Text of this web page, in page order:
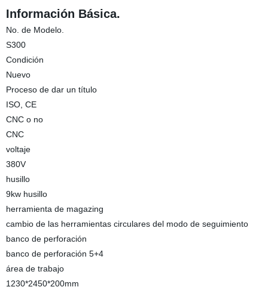
Información Básica.
No. de Modelo.
S300
Condición
Nuevo
Proceso de dar un título
ISO, CE
CNC o no
CNC
voltaje
380V
husillo
9kw husillo
herramienta de magazing
cambio de las herramientas circulares del modo de seguimiento
banco de perforación
banco de perforación 5+4
área de trabajo
1230*2450*200mm